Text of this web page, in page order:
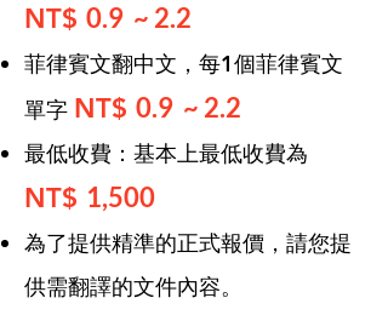
NT$ 0.9 ~ 2.2
菲律賓文翻中文，每1個菲律賓文
單字 NT$ 0.9 ~ 2.2
​最低收費：基本上最低收費為
NT$ 1,500
為了提供精準的正式報價，請您提
供需翻譯的文件內容。